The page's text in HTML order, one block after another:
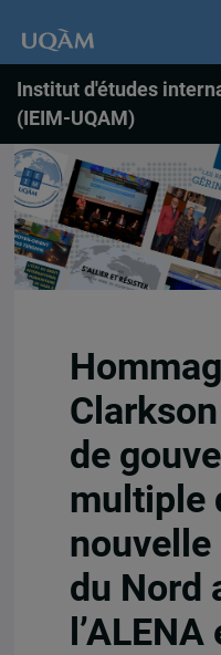
Institut d'études
(IEIM-UQAM)
de
multiple
nouvelle
du Nord
l’ALENA